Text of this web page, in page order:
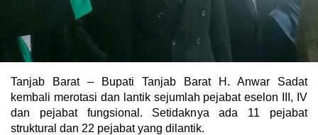
Tanjab Barat – Bupati Tanjab Barat H. Anwar Sadat
kembali merotasi dan lantik sejumlah pejabat eselon III, IV
dan pejabat fungsional. Setidaknya ada 11 pejabat
struktural dan 22 pejabat yang dilantik.